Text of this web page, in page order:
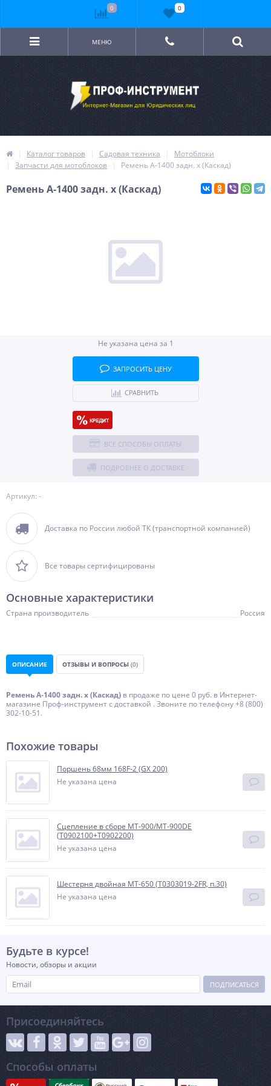
МЕНЮ
Каталог товаров Садовая техника
Мотоблоки
Запчасти для мотоблоков
Ремень А-1400 задн. х (Каскад)
Ремень А-1400 задн. х (Каскад)
Артикул: -
Доставка по России любой ТК (транспортной компанией)
Все товары сертифицированы
Не указана цена за 1
ЗАПРОСИТЬ ЦЕНУ
СРАВНИТЬ
ВСЕ СПОСОБЫ ОПЛАТЫ
ПОДРОБНЕЕ О ДОСТАВКЕ
Основные характеристики
Страна производитель Россия
ОПИСАНИЕ ОТЗЫВЫ И ВОПРОСЫ (0)
Ремень А-1400 задн. х (Каскад) в продаже по цене 0 руб. в Интернет-
магазине Проф-инструмент с доставкой . Звоните по телефону +8 (800)
302-10-51.
Похожие товары
Поршень 68мм 168F-2 (GX 200)
Не указана цена
Сцепление в сборе MT-900/MT-900DE
(T0902100+T0902200)
Не указана цена
Шестерня двойная MT-650 (T0303019-2FR, п.30)
Не указана цена
Будьте в курсе!
Новости, обзоры и акции
ПОДПИСАТЬСЯ
Присоединяйтесь
Способы оплаты
0 0